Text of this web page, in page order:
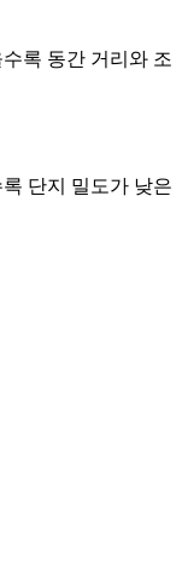
록 동간 거리와 조
단지 밀도가 낮은